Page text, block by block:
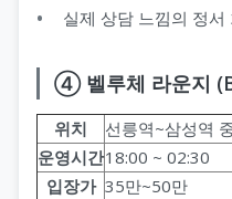
실제 상담 느낌의 정서
④ 벨루체 라운지
위치
선릉역~삼성역
운영시간18:00 ~ 02:30
입장가 35만~50만